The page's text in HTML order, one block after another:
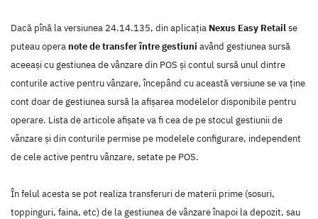
Dacă pînă la versiunea 24.14.135, din aplicația Nexus Easy Retailse
puteau operanote de transfer între gestiuni având gestiunea sursă
aceeași cu gestiunea de vânzare din POS și contul sursă unul dintre
conturile active pentru vânzare, începând cu această versiune se va ține
cont doar de gestiunea sursă la afișarea modelelor disponibile pentru
operare. Lista de articole afișate va fi cea de pe stocul gestiunii de
vânzare și din conturile permise pe modelele configurare, independent
de cele active pentru vânzare, setate pe POS.
În felul acesta se pot realiza transferuri de materii prime (sosuri,
toppinguri, faina, etc) de la gestiunea de vânzare înapoi la depozit, sau